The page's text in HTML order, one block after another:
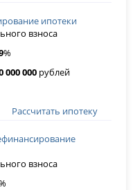
ипотеки
взноса
%
000 000 рублей
Рассчитать ипотеку
взноса